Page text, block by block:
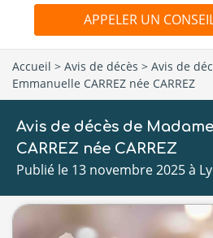
APPELER UN
Accueil > Avis de décès > Avis de
Emmanuelle CARREZ née CARREZ
Avis de décès de
CARREZ née CARREZ
Publié le 13 novembre 2025 à